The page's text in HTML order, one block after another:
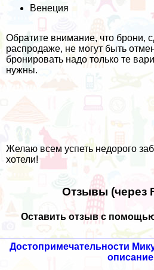
Венеция
Обратите внимание, что брони,
распродаже, не могут быть
бронировать надо только те
нужны.
Желаю всем успеть недорого
хотели!
Отзывы (через
Оставить отзыв с
Достопримечательности
описание